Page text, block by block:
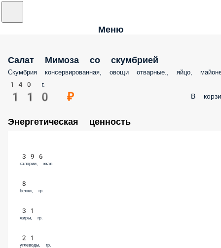
Меню
Салат Мимоза со скумбрией
Скумбрия консервированная, овощи отварные., яйцо,
140 г.
110 ₽ В
Энергетическая ценность
396
калории, ккал.
8
белки, гр.
31
жиры, гр.
21
углеводы, гр.